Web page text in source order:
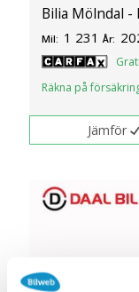
Bilia Mölndal -
Mil: 1 231 År:
Räkna på
Jämför